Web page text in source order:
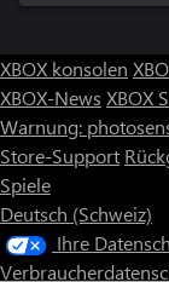
XBOX konsolen
XBOX-News XBOX
Warnung:
Store-Support
Spiele
Deutsch (Schweiz)
Ihre